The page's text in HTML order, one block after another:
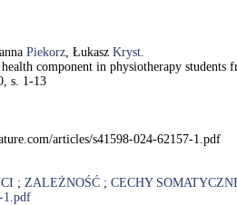
Piekorz, Łukasz Kryst.
component in physiotherapy
s. 1-13
articles/s41598-024-62157-1.pdf
; ZALEŻNOŚĆ ; CECHY
1.pdf